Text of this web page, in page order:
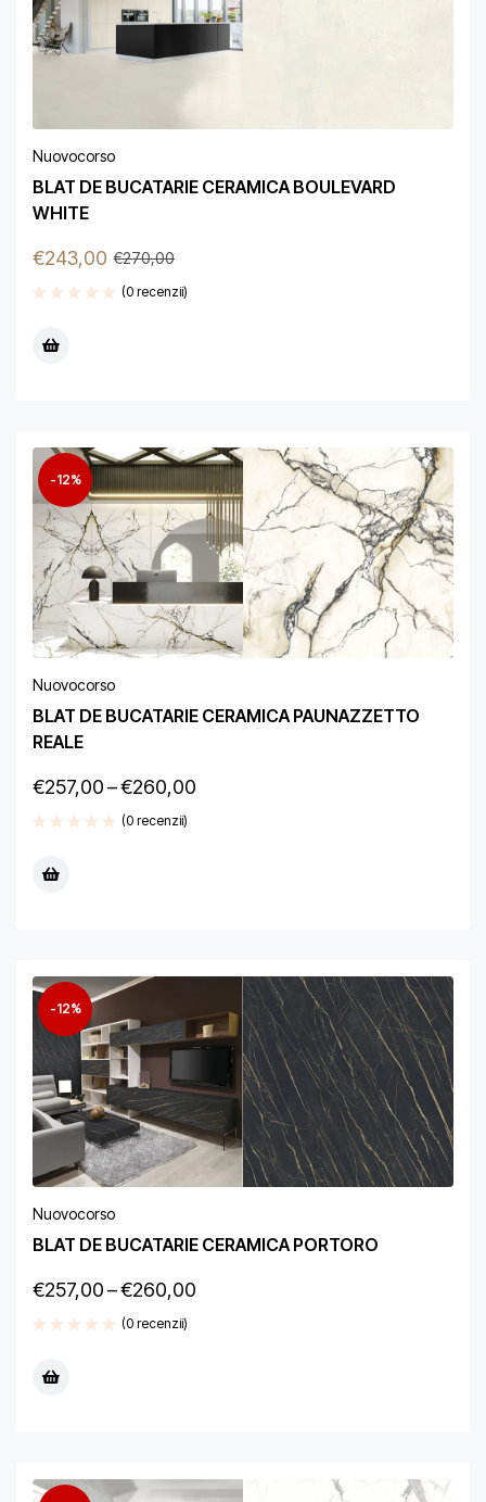
Nuovocorso
BLAT DE BUCATARIE CERAMICA BOULEVARD
WHITE
€270,00
€243,00
(0 recenzii)
-12%
Nuovocorso
BLAT DE BUCATARIE CERAMICA PAUNAZZETTO
REALE
€257,00–€260,00
(0 recenzii)
-12%
Nuovocorso
BLAT DE BUCATARIE CERAMICA PORTORO
€257,00–€260,00
(0 recenzii)